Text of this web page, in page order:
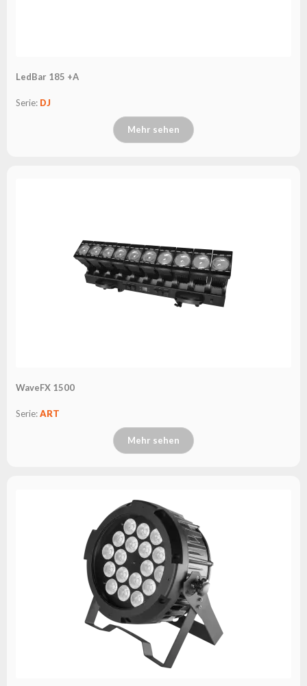
LedBar 185 +A
Serie: DJ
Mehr sehen
WaveFX 1500
Serie:ART
Mehr sehen